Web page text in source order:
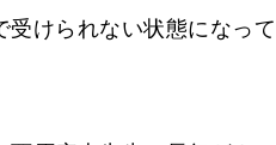
けられない状態になっ